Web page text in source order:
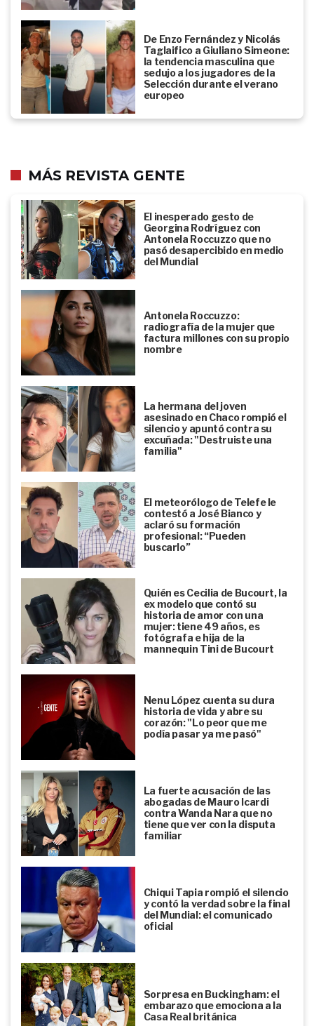
De Enzo Fernández y Nicolás
Taglaifico a Giuliano Simeone:
la tendencia masculina que
sedujo a los jugadores de la
Selección durante el verano
europeo
MÁS REVISTA GENTE
El inesperado gesto de
Georgina Rodríguez con
Antonela Roccuzzo que no
pasó desapercibido en medio
del Mundial
Antonela Roccuzzo:
radiografía de la mujer que
factura millones con su propio
nombre
La hermana del joven
asesinado en Chaco rompió el
silencio y apuntó contra su
excuñada: "Destruiste una
familia"
El meteorólogo de Telefe le
contestó a José Bianco y
aclaró su formación
profesional: “Pueden
buscarlo”
Quién es Cecilia de Bucourt, la
ex modelo que contó su
historia de amor con una
mujer: tiene 49 años, es
fotógrafa e hija de la
mannequin Tini de Bucourt
Nenu López cuenta su dura
historia de vida y abre su
corazón: "Lo peor que me
podía pasar ya me pasó"
La fuerte acusación de las
abogadas de Mauro Icardi
contra Wanda Nara que no
tiene que ver con la disputa
familiar
Chiqui Tapia rompió el silencio
y contó la verdad sobre la final
del Mundial: el comunicado
oficial
Sorpresa en Buckingham: el
embarazo que emociona a la
Casa Real británica